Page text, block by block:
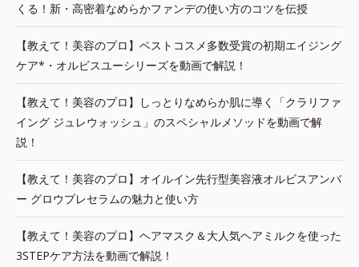
くる！新・高密着なめらかファンデの使い方のコツを伝授
【教えて！美容のプロ】ベストコスメ多数受賞の初期エイジング
ケア*・オルビスユーシリーズを動画で解説！
【教えて！美容のプロ】しっとりなめらか肌に導く「クラリファ
イング ジュレウォッシュ」のスペシャルメソッドを動画で解
説！
【教えて！美容のプロ】オイルイン先行型美容液オルビスアンバ
ー グロウプレセラムの魅力と使い方
【教えて！美容のプロ】ヘアマスク＆大人気ヘアミルクを使った
3STEPケア方法を動画で解説！